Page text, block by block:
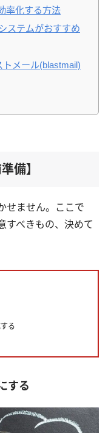
率化する方法
ステムがおすすめ
メール(blastmail)
備】
せません。ここで
すべきもの、決めて
る
する